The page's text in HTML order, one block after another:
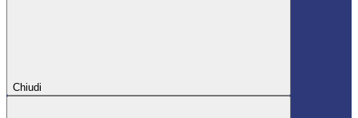
Chiudi